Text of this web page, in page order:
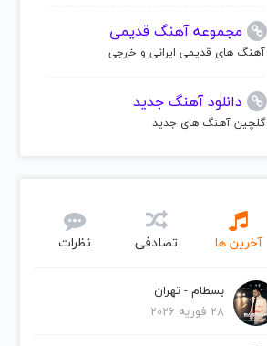
مجموعه آهنگ قدیمی
آهنگ های قدیمی ایرانی و خارجی
دانلود آهنگ جدید
گلچین آهنگ های جدید
آخرین ها تصادفی نظرات
بسطام - تهران
28 فوریه 2026